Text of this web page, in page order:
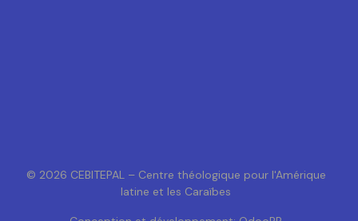
© 2026 CEBITEPAL – Centre théologique pour l'Amérique
latine et les Caraïbes